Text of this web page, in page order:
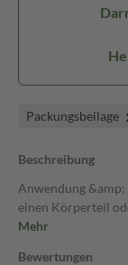
Packungsbeilage
Beschreibung
Anwendung
einen Körperteil
Mehr
Bewertungen